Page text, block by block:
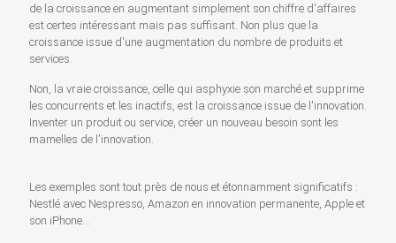
de la croissance en augmentant simplement son chiffre d'affaires
est certes intéressant mais pas suffisant. Non plus que la
croissance issue d'une augmentation du nombre de produits et
services.
Non, la vraie croissance, celle qui asphyxie son marché et supprime
les concurrents et les inactifs, est la croissance issue de l'innovation.
Inventer un produit ou service, créer un nouveau besoin sont les
mamelles de l'innovation.
Les exemples sont tout près de nous et étonnamment significatifs :
Nestlé avec Nespresso, Amazon en innovation permanente, Apple et
son iPhone…